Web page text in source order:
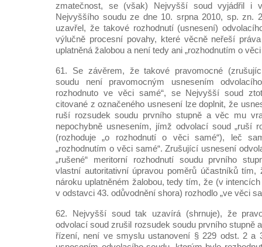
zmatečnost, se (však) Nejvyšší soud vyjádřil i
Nejvyššího soudu ze dne 10. srpna 2010, sp. zn.
uzavřel, že takové rozhodnutí (usnesení)
výlučně procesní povahy, které věcně neřeší
uplatněná žalobou a není tedy ani „rozhodnutím o
61. Se závěrem, že takové pravomocné
soudu není pravomocným usnesením
rozhodnuto ve věci samé“, se Nejvyšší soud
citované z označeného usnesení lze doplnit, že
ruší rozsudek soudu prvního stupně a věc mu
nepochybně usnesením, jímž odvolací soud „ruší
(rozhoduje „o rozhodnutí o věci samé“), leč
„rozhodnutím o věci samé“. Zrušující usnesení
„rušené“ meritorní rozhodnutí soudu prvního
vlastní autoritativní úpravou poměrů účastníků
nároku uplatněném žalobou, tedy tím, že (v
v odstavci 43. odůvodnění shora) rozhodlo „ve věci
62. Nejvyšší soud tak uzavírá (shrnuje), že
odvolací soud zrušil rozsudek soudu prvního stupně
řízení, není ve smyslu ustanovení § 229 odst. 2 a